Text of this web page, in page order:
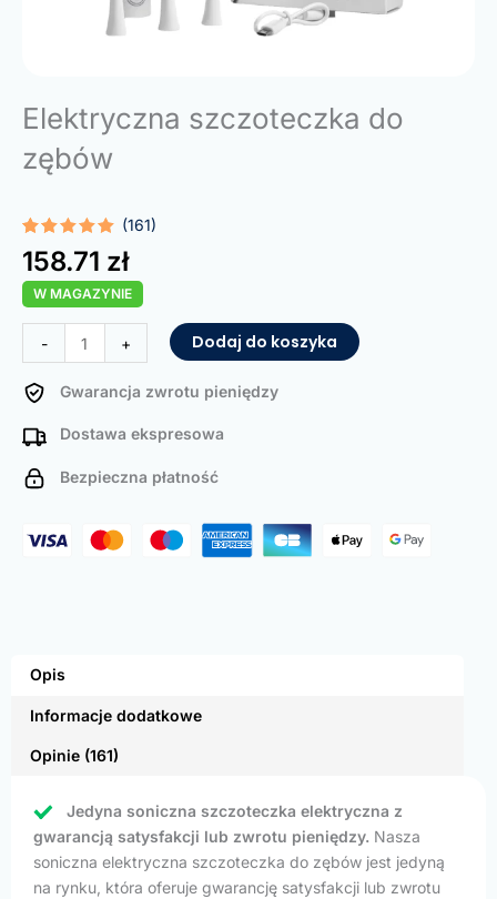
Elektryczna szczoteczka do
zębów
Oceniony
5.00na 5
na
podstawie
161
ocen
klientów
(161)
158.71 zł
W MAGAZYNIE
-
Electric
Toothbrush
+ Dodaj do koszyka
Gwarancja zwrotu pieniędzy
Dostawa ekspresowa
Bezpieczna płatność
Opis
Informacje dodatkowe
Opinie (161)
Jedyna soniczna szczoteczka elektryczna z
gwarancją satysfakcji lub zwrotu pieniędzy. Nasza
soniczna elektryczna szczoteczka do zębów jest jedyną
na rynku, która oferuje gwarancję satysfakcji lub zwrotu